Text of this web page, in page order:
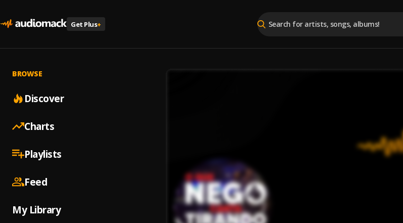
Get Plus+
BROWSE
Discover
Charts
Playlists
Feed
My Library